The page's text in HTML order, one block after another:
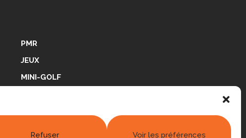
Refuser Voir les préférences
PMR
JEUX
MINI-GOLF